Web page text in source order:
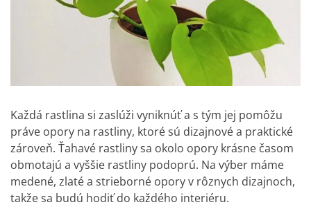
Každá rastlina si zaslúži vyniknúť a s tým jej pomôžu
práve opory na rastliny, ktoré sú dizajnové a praktické
zároveň. Ťahavé rastliny sa okolo opory krásne časom
obmotajú a vyššie rastliny podoprú. Na výber máme
medené, zlaté a strieborné opory v rôznych dizajnoch,
takže sa budú hodiť do každého interiéru.